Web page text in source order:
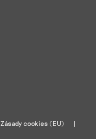
Zásady cookies (EU)